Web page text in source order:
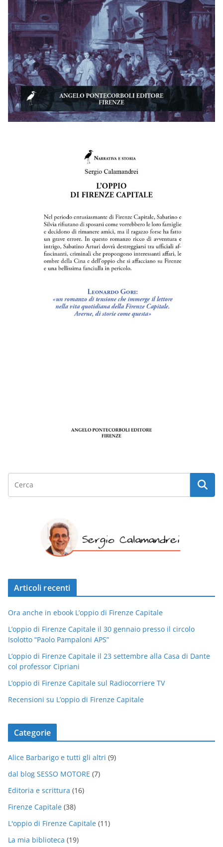
Articoli recenti
Ora anche in ebook L’oppio di Firenze Capitale
L’oppio di Firenze Capitale il 30 gennaio presso il circolo
Isolotto “Paolo Pampaloni APS”
L’oppio di Firenze Capitale il 23 settembre alla Casa di Dante
col professor Cipriani
L’oppio di Firenze Capitale sul Radiocorriere TV
Recensioni su L’oppio di Firenze Capitale
Categorie
Alice Barbarigo e tutti gli altri (9)
dal blog SESSO MOTORE (7)
Editoria e scrittura (16)
Firenze Capitale (38)
L'oppio di Firenze Capitale (11)
La mia biblioteca (19)